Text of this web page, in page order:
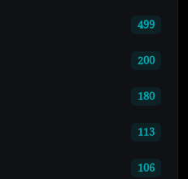
499
200
180
113
106